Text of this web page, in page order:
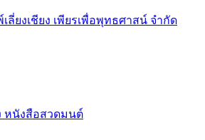
ยงเชียง เพียรเพื่อพุทธศาสน์ จำกัด